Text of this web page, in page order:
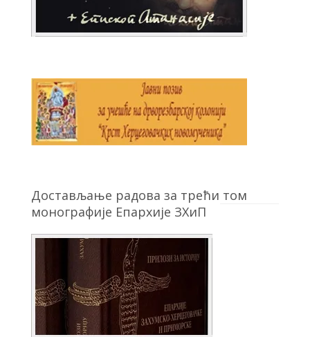
Достављање радова за трећи том
монографије Епархије ЗХиП